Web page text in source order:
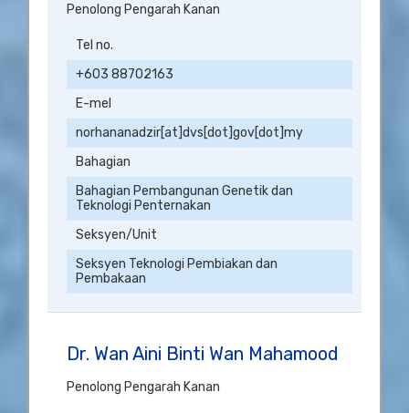
Penolong Pengarah Kanan
Tel no.
+603 88702163
E-mel
norhananadzir[at]dvs[dot]gov[dot]my
Bahagian
Bahagian Pembangunan Genetik dan
Teknologi Penternakan
Seksyen/Unit
Seksyen Teknologi Pembiakan dan
Pembakaan
Dr. Wan Aini Binti Wan Mahamood
Penolong Pengarah Kanan